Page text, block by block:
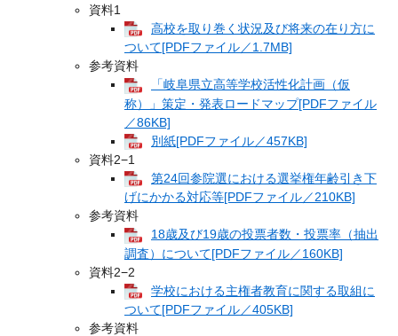
資料1
高校を取り巻く状況及び将来の在り方に
ついて[PDFファイル／1.7MB]
参考資料
「岐阜県立高等学校活性化計画（仮
称）」策定・発表ロードマップ[PDFファイル
／86KB]
別紙[PDFファイル／457KB]
資料2−1
第24回参院選における選挙権年齢引き下
げにかかる対応等[PDFファイル／210KB]
参考資料
18歳及び19歳の投票者数・投票率（抽出
調査）について[PDFファイル／160KB]
資料2−2
学校における主権者教育に関する取組に
ついて[PDFファイル／405KB]
参考資料